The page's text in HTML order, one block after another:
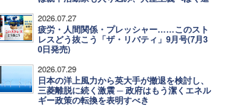
2026.07.27
疲労・人間関係・プレッシャー……このスト
レスどう抜こう「ザ・リバティ」9月号(7月3
0日発売)
2026.07.29
日本の洋上風力から英大手が撤退を検討し、
三菱離脱に続く激震 ─ 政府はもう潔くエネル
ギー政策の転換を表明すべき